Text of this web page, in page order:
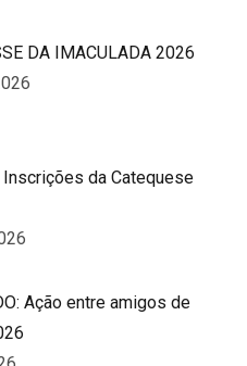
DA IMACULADA 2026
da Catequese
Ação entre amigos de